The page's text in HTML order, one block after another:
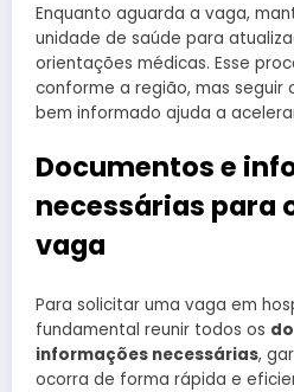
Enquanto aguarda a vaga,
unidade de saúde para
orientações médicas. Esse
conforme a região, mas seguir
bem informado ajuda a
Documentos e
necessárias para
vaga
Para solicitar uma vaga em
fundamental reunir todos os
informações necessárias,
ocorra de forma rápida e